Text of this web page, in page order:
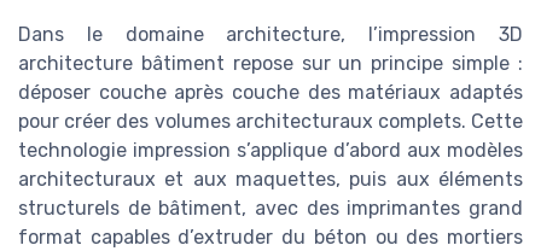
Dans le domaine architecture, l’impression 3D
architecture bâtiment repose sur un principe simple :
déposer couche après couche des matériaux adaptés
pour créer des volumes architecturaux complets. Cette
technologie impression s’applique d’abord aux modèles
architecturaux et aux maquettes, puis aux éléments
structurels de bâtiment, avec des imprimantes grand
format capables d’extruder du béton ou des mortiers